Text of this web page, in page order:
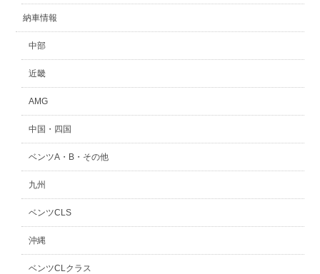
納車情報
中部
近畿
AMG
中国・四国
ベンツA・B・その他
九州
ベンツCLS
沖縄
ベンツCLクラス